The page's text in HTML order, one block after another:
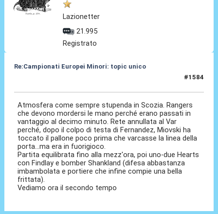
Lazionetter
21.995
Registrato
Re:Campionati Europei Minori: topic unico
#1584
Atmosfera come sempre stupenda in Scozia. Rangers
che devono mordersi le mano perché erano passati in
vantaggio al decimo minuto. Rete annullata al Var
perché, dopo il colpo di testa di Fernandez, Miovski ha
toccato il pallone poco prima che varcasse la linea della
porta...ma era in fuorigioco.
Partita equilibrata fino alla mezz'ora, poi uno-due Hearts
con Findlay e bomber Shankland (difesa abbastanza
imbambolata e portiere che infine compie una bella
frittata).
Vediamo ora il secondo tempo